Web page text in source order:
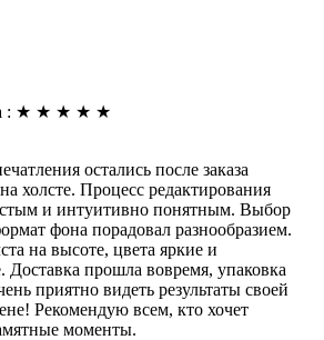
: ★ ★ ★ ★ ★
остались после заказа
холсте. Процесс редактирования
и интуитивно понятным. Выбор
фона порадовал разнообразием.
на высоте, цвета яркие и
прошла вовремя, упаковка
приятно видеть результаты своей
Рекомендую всем, кто хочет
моменты.